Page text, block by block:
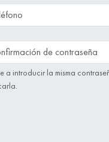
de contraseña
a introducir la misma